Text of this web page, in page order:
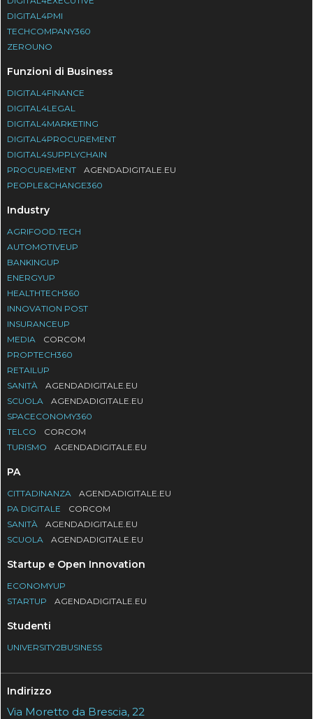
DIGITAL4PMI
TECHCOMPANY360
ZEROUNO
Funzioni di Business
DIGITAL4FINANCE
DIGITAL4LEGAL
DIGITAL4MARKETING
DIGITAL4PROCUREMENT
DIGITAL4SUPPLYCHAIN
PROCUREMENT
AGENDADIGITALE.EU
PEOPLE&CHANGE360
Industry
AGRIFOOD.TECH
AUTOMOTIVEUP
BANKINGUP
ENERGYUP
HEALTHTECH360
INNOVATION POST
INSURANCEUP
MEDIA
CORCOM
PROPTECH360
RETAILUP
SANITÀ
AGENDADIGITALE.EU
SCUOLA
AGENDADIGITALE.EU
SPACECONOMY360
TELCO
CORCOM
TURISMO
AGENDADIGITALE.EU
PA
CITTADINANZA
AGENDADIGITALE.EU
PA DIGITALE
CORCOM
SANITÀ
AGENDADIGITALE.EU
SCUOLA
AGENDADIGITALE.EU
Startup e Open Innovation
ECONOMYUP
STARTUP
AGENDADIGITALE.EU
Studenti
UNIVERSITY2BUSINESS
Indirizzo
Via Moretto da Brescia, 22